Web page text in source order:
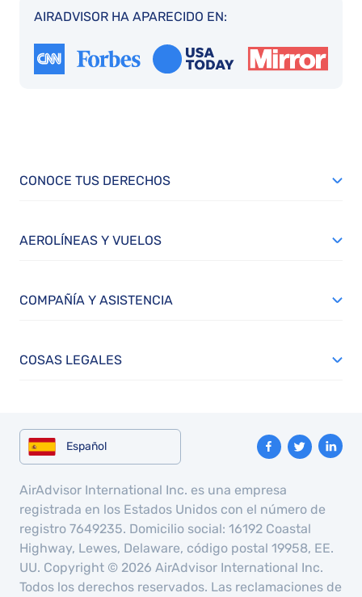
AIRADVISOR HA APARECIDO EN:
CONOCE TUS DERECHOS
AEROLÍNEAS Y VUELOS
COMPAÑÍA Y ASISTENCIA
COSAS LEGALES
Español
AirAdvisor International Inc. es una empresa
registrada en los Estados Unidos con el número de
registro 7649235. Domicilio social: 16192 Coastal
Highway, Lewes, Delaware, código postal 19958, EE.
UU. Copyright © 2026 AirAdvisor International Inc.
Todos los derechos reservados. Las reclamaciones de